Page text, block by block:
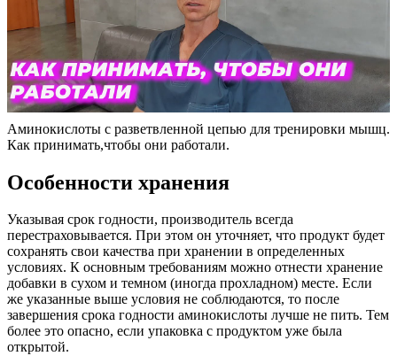
Аминокислоты с разветвленной цепью для тренировки мышц.
Как принимать,чтобы они работали.
Особенности хранения
Указывая срок годности, производитель всегда
перестраховывается. При этом он уточняет, что продукт будет
сохранять свои качества при хранении в определенных
условиях. К основным требованиям можно отнести хранение
добавки в сухом и темном (иногда прохладном) месте. Если
же указанные выше условия не соблюдаются, то после
завершения срока годности аминокислоты лучше не пить. Тем
более это опасно, если упаковка с продуктом уже была
открытой.